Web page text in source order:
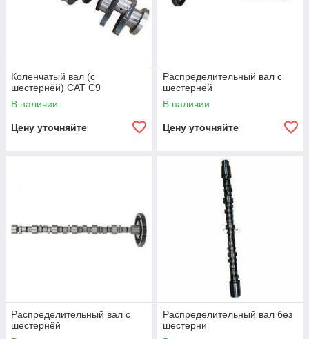
Коленчатый вал (с
шестернёй) CAT C9
В наличии
Цену уточняйте
Распределительный вал с
шестернёй
В наличии
Цену уточняйте
Распределительный вал с
шестернёй
Распределительный вал без
шестерни